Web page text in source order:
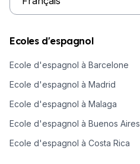
Ecoles d'espagnol
Ecole d'espagnol à Barcelone
Ecole d'espagnol à Madrid
Ecole d'espagnol à Malaga
Ecole d'espagnol à Buenos Aires
Ecole d'espagnol à Costa Rica